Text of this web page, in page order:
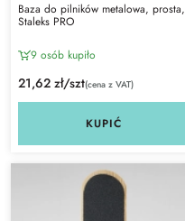
Baza do pilników metalowa, prosta,
Staleks PRO
9 osób kupiło
21,62 zł/szt(cena z VAT)
KUPIĆ